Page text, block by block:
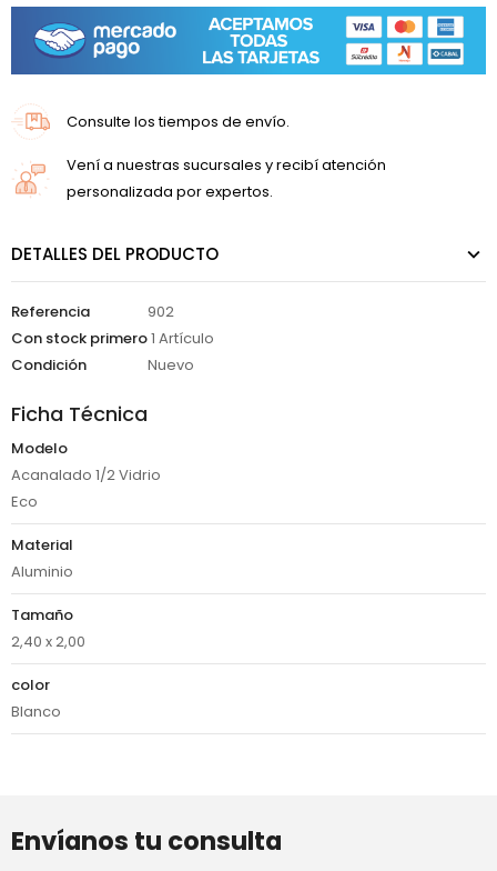
Consulte los tiempos de envío.
Vení a nuestras sucursales y recibí atención
personalizada por expertos.
DETALLES DEL PRODUCTO
Referencia
902
Con stock primero1 Artículo
Condición
Nuevo
Ficha Técnica
Modelo
Acanalado 1/2 Vidrio
Eco
Material
Aluminio
Tamaño
2,40 x 2,00
color
Blanco
Envíanos tu consulta